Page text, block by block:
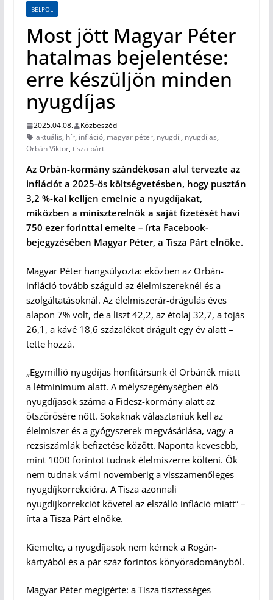
BELPOL
Most jött Magyar Péter
hatalmas bejelentése:
erre készüljön minden
nyugdíjas
2025.04.08.
Közbeszéd
aktuális, hír, infláció, magyar péter, nyugdíj, nyugdíjas,
Orbán Viktor,tisza párt
Az Orbán-kormány szándékosan alul tervezte az
inflációt a 2025-ös költségvetésben, hogy pusztán
3,2 %-kal kelljen emelnie a nyugdíjakat,
miközben a miniszterelnök a saját fizetését havi
750 ezer forinttal emelte – írta Facebook-
bejegyzésében Magyar Péter, a Tisza Párt elnöke.
Magyar Péter hangsúlyozta: eközben az Orbán-
infláció tovább száguld az élelmiszereknél és a
szolgáltatásoknál. Az élelmiszerár-drágulás éves
alapon 7% volt, de a liszt 42,2, az étolaj 32,7, a tojás
26,1, a kávé 18,6 százalékot drágult egy év alatt –
tette hozzá.
„Egymillió nyugdíjas honfitársunk él Orbánék miatt
a létminimum alatt. A mélyszegénységben élő
nyugdíjasok száma a Fidesz-kormány alatt az
ötszörösére nőtt. Sokaknak választaniuk kell az
élelmiszer és a gyógyszerek megvásárlása, vagy a
rezsiszámlák befizetése között. Naponta kevesebb,
mint 1000 forintot tudnak élelmiszerre költeni. Ők
nem tudnak várni novemberig a visszamenőleges
nyugdíjkorrekcióra. A Tisza azonnali
nyugdíjkorrekciót követel az elszálló infláció miatt” –
írta a Tisza Párt elnöke.
Kiemelte, a nyugdíjasok nem kérnek a Rogán-
kártyából és a pár száz forintos könyöradományból.
Magyar Péter megígérte: a Tisza tisztességes